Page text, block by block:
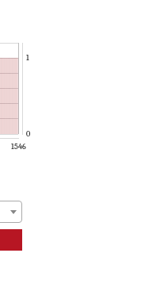
1546
0
1